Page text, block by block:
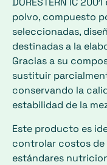
polvo, compuesto
seleccionadas,
destinadas a la
Gracias a su
sustituir
conservando la
estabilidad de la
Este producto es
controlar costos
estándares